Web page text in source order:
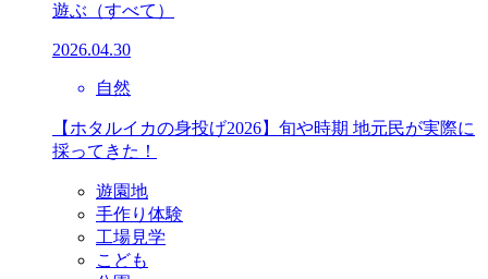
遊ぶ （すべて）
2026.04.30
自然
【ホタルイカの身投げ2026】旬や時期 地元民が実際に
採ってきた！
遊園地
手作り体験
工場見学
こども